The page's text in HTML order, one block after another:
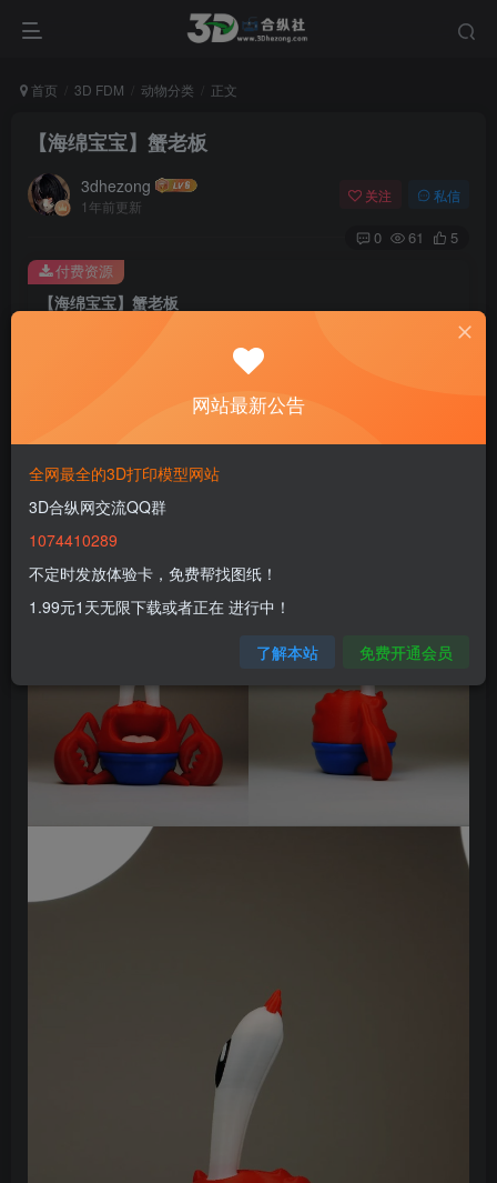
首页 3D FDM 动物分类 正文
【海绵宝宝】蟹老板
3dhezong
1年前更新
关注 私信
0 61 5
【海绵宝宝】蟹老板
100
免费
付费资源
网站最新公告
全网最全的3D打印模型网站
3D合纵网交流QQ群
1074410289
不定时发放体验卡，免费帮找图纸！
1.99元1天无限下载或者正在 进行中！
了解本站 免费开通会员